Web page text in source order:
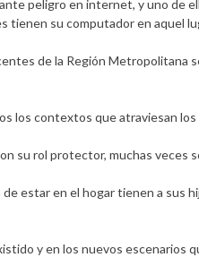
peligro en internet, y uno de
tienen su computador en aquel
de la Región Metropolitana
los contextos que atraviesan
su rol protector, muchas veces
estar en el hogar tienen a sus
y en los nuevos escenarios